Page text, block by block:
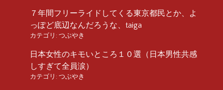
７年間フリーライドしてくる東京都民とか、よ
っぽど底辺なんだろうな、taiga
カテゴリ: つぶやき
日本女性のキモいところ１０選（日本男性共感
しすぎて全員涙）
カテゴリ: つぶやき